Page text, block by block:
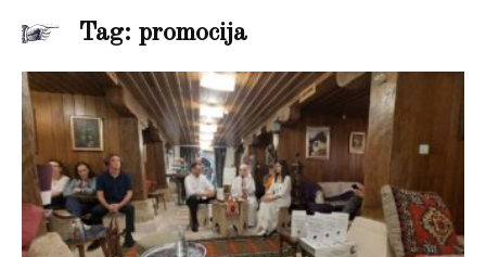
Tag: promocija